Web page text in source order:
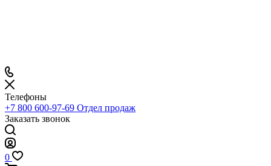
Телефоны
+7 800 600-97-69 Отдел продаж
Заказать звонок
0